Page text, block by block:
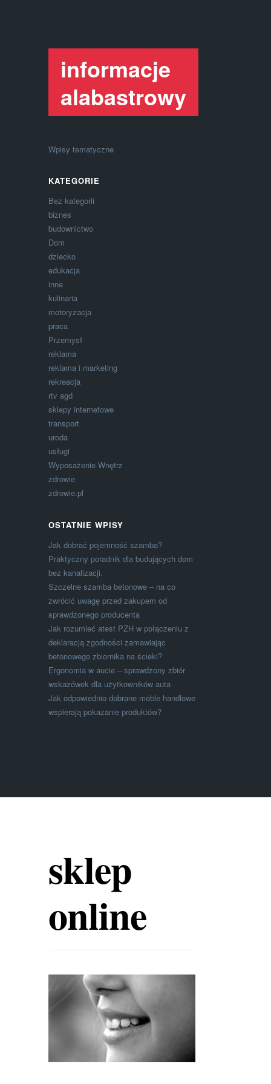
informacje
alabastrowy
Wpisy tematyczne
KATEGORIE
Bez kategorii
biznes
budownictwo
Dom
dziecko
edukacja
inne
kulinaria
motoryzacja
praca
Przemysł
reklama
reklama i marketing
rekreacja
rtv agd
sklepy internetowe
transport
uroda
usługi
Wyposażenie Wnętrz
zdrowie
zdrowie.pl
OSTATNIE WPISY
Jak dobrać pojemność szamba?
Praktyczny poradnik dla budujących dom
bez kanalizacji.
Szczelne szamba betonowe – na co
zwrócić uwagę przed zakupem od
sprawdzonego producenta
Jak rozumieć atest PZH w połączeniu z
deklaracją zgodności zamawiając
betonowego zbiornika na ścieki?
Ergonomia w aucie – sprawdzony zbiór
wskazówek dla użytkowników auta
Jak odpowiednio dobrane meble handlowe
wspierają pokazanie produktów?
sklep
online